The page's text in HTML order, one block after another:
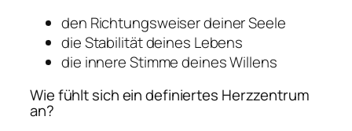
den Richtungsweiser deiner Seele
die Stabilität deines Lebens
die innere Stimme deines Willens
Wie fühlt sich ein definiertes Herzzentrum
an?